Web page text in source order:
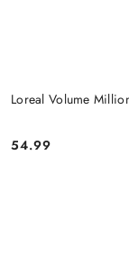
Loreal Volume
Cena:
54.99